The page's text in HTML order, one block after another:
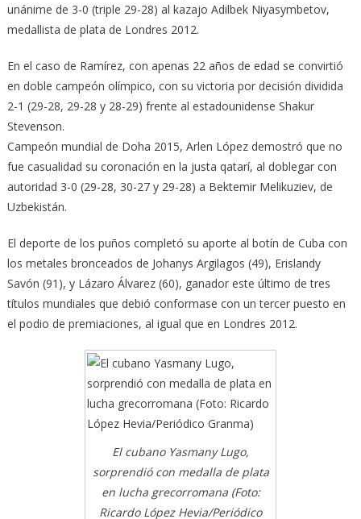
unánime de 3-0 (triple 29-28) al kazajo Adilbek Niyasymbetov,
medallista de plata de Londres 2012.
En el caso de Ramírez, con apenas 22 años de edad se convirtió
en doble campeón olímpico, con su victoria por decisión dividida
2-1 (29-28, 29-28 y 28-29) frente al estadounidense Shakur
Stevenson.
Campeón mundial de Doha 2015, Arlen López demostró que no
fue casualidad su coronación en la justa qatarí, al doblegar con
autoridad 3-0 (29-28, 30-27 y 29-28) a Bektemir Melikuziev, de
Uzbekistán.
El deporte de los puños completó su aporte al botín de Cuba con
los metales bronceados de Johanys Argilagos (49), Erislandy
Savón (91), y Lázaro Álvarez (60), ganador este último de tres
títulos mundiales que debió conformase con un tercer puesto en
el podio de premiaciones, al igual que en Londres 2012.
El cubano Yasmany Lugo,
sorprendió con medalla de plata
en lucha grecorromana (Foto:
Ricardo López Hevia/Periódico